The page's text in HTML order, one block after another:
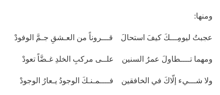
ومنها:
عجبتُ ليومِـــكَ كيفَ استحالَ قـــروناً من العـشقِ جـمَّ الوفودْ
ومهما تــــطاولَ عمرُ السنين علــى مركبِ الخلدِ غـضَّاً تعودْ
ولا شـــيء إلّاكَ في الخافقين فــــمـنـكَ الوجودُ يـعارُ الوجودْ